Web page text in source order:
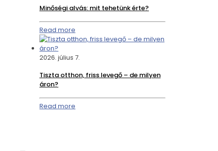
Minőségi alvás: mit tehetünk érte?
Read more
2026. július 7.
Tiszta otthon, friss levegő – de milyen
áron?
Read more